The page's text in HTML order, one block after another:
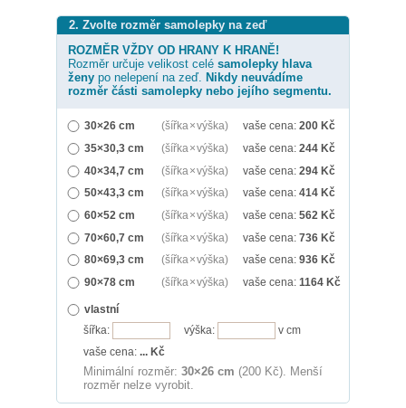
2. Zvolte rozměr samolepky na zeď
ROZMĚR VŽDY OD HRANY K HRANĚ!
Rozměr určuje velikost celé samolepky hlava
ženy po nelepení na zeď. Nikdy neuvádíme
rozměr části samolepky nebo jejího segmentu.
30×26 cm (šířka × výška) vaše cena: 200 Kč
35×30,3 cm
(šířka × výška) vaše cena: 244 Kč
40×34,7 cm
(šířka × výška) vaše cena: 294 Kč
50×43,3 cm
(šířka × výška) vaše cena: 414 Kč
60×52 cm
(šířka × výška) vaše cena: 562 Kč
70×60,7 cm
(šířka × výška) vaše cena: 736 Kč
80×69,3 cm
(šířka × výška) vaše cena: 936 Kč
90×78 cm
(šířka × výška) vaše cena: 1164 Kč
vlastní
šířka:
výška:
v cm
vaše cena: ... Kč
Minimální rozměr: 30×26 cm (200 Kč). Menší
rozměr nelze vyrobit.